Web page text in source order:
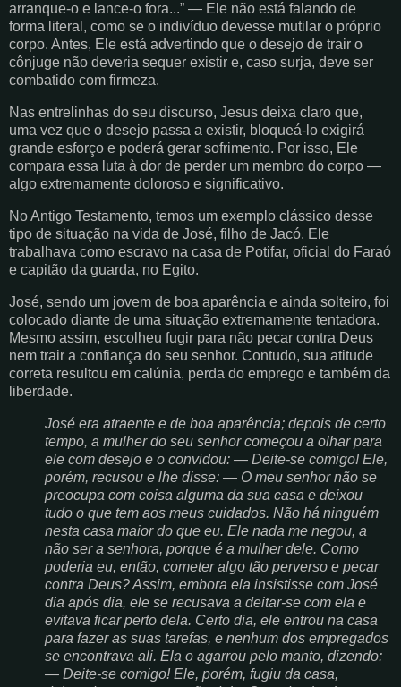
arranque-o e lance-o fora...” — Ele não está falando de
forma literal, como se o indivíduo devesse mutilar o próprio
corpo. Antes, Ele está advertindo que o desejo de trair o
cônjuge não deveria sequer existir e, caso surja, deve ser
combatido com firmeza.
Nas entrelinhas do seu discurso, Jesus deixa claro que,
uma vez que o desejo passa a existir, bloqueá-lo exigirá
grande esforço e poderá gerar sofrimento. Por isso, Ele
compara essa luta à dor de perder um membro do corpo —
algo extremamente doloroso e significativo.
No Antigo Testamento, temos um exemplo clássico desse
tipo de situação na vida de José, filho de Jacó. Ele
trabalhava como escravo na casa de Potifar, oficial do Faraó
e capitão da guarda, no Egito.
José, sendo um jovem de boa aparência e ainda solteiro, foi
colocado diante de uma situação extremamente tentadora.
Mesmo assim, escolheu fugir para não pecar contra Deus
nem trair a confiança do seu senhor. Contudo, sua atitude
correta resultou em calúnia, perda do emprego e também da
liberdade.
José era atraente e de boa aparência; depois de certo
tempo, a mulher do seu senhor começou a olhar para
ele com desejo e o convidou: ― Deite‑se comigo! Ele,
porém, recusou e lhe disse: ― O meu senhor não se
preocupa com coisa alguma da sua casa e deixou
tudo o que tem aos meus cuidados. Não há ninguém
nesta casa maior do que eu. Ele nada me negou, a
não ser a senhora, porque é a mulher dele. Como
poderia eu, então, cometer algo tão perverso e pecar
contra Deus? Assim, embora ela insistisse com José
dia após dia, ele se recusava a deitar‑se com ela e
evitava ficar perto dela. Certo dia, ele entrou na casa
para fazer as suas tarefas, e nenhum dos empregados
se encontrava ali. Ela o agarrou pelo manto, dizendo:
― Deite‑se comigo! Ele, porém, fugiu da casa,